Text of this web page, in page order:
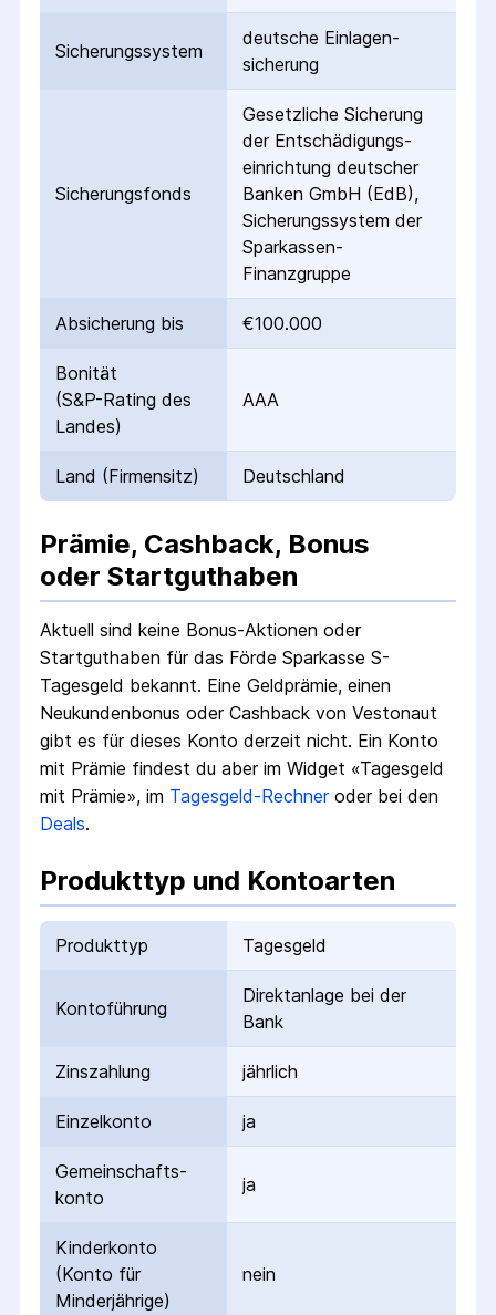
Sicherungs­system
deutsche Einlagen­
sicherung
Sicherungs­fonds
Gesetzliche Sicherung
der Entschädigungs­
einrichtung deutscher
Banken GmbH (EdB),
Sicherungssystem der
Sparkassen-
Finanzgruppe
Absicherung bis €100.000
Bonität
(S&P-Rating des
Landes)
AAA
Land (Firmensitz) Deutschland
Prämie, Cashback, Bonus
oder Startguthaben
Aktuell sind keine Bonus-Aktionen oder
Startguthaben für das Förde Sparkasse S-
Tagesgeld bekannt. Eine Geldprämie, einen
Neukundenbonus oder Cashback von Vestonaut
gibt es für dieses Konto derzeit nicht. Ein Konto
mit Prämie findest du aber im Widget «Tagesgeld
mit Prämie», im Tagesgeld-Rechneroder bei den
Deals.
Produkttyp und Kontoarten
Produkttyp Tagesgeld
Kontoführung
Direktanlage bei der
Bank
Zinszahlung jährlich
Einzelkonto ja
Gemeinschafts­
konto
ja
Kinderkonto
(Konto für
Minderjährige)
nein